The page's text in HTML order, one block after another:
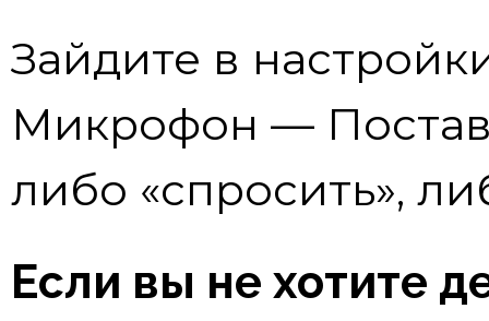
Зайдите в
Микрофон —
либо «спросить»,
Если вы не хотите